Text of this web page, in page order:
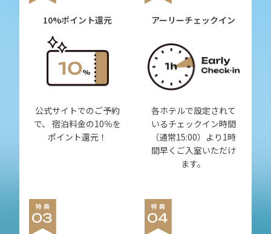
10%ポイント還元
公式サイトでのご予約
で、 宿泊料金の10％を
ポイント還元！
アーリーチェックイン
各ホテルで設定されて
いるチェックイン時間
（通常15:00）より1時
間早くご入室いただけ
ます。